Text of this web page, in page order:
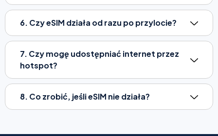
6. Czy eSIM działa od razu po przylocie?
7. Czy mogę udostępniać internet przez
hotspot?
8. Co zrobić, jeśli eSIM nie działa?